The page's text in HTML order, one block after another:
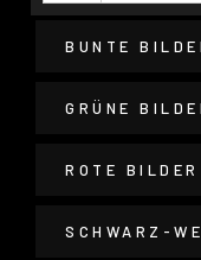
BUNTE
GRÜNE
ROTE BILDER
SCHWARZ-